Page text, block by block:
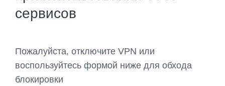
сервисов
Пожалуйста, отключите VPN или
воспользуйтесь формой ниже для обхода
блокировки